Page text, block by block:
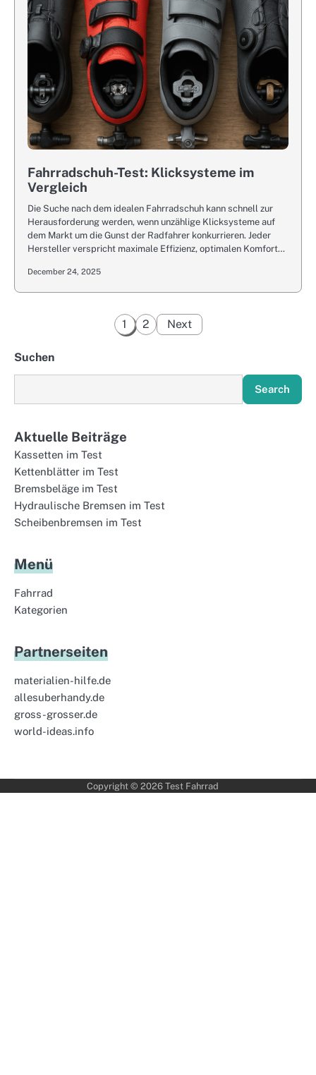
Fahrradschuh-Test: Klicksysteme im
Vergleich
Die Suche nach dem idealen Fahrradschuh kann schnell zur
Herausforderung werden, wenn unzählige Klicksysteme auf
dem Markt um die Gunst der Radfahrer konkurrieren. Jeder
Hersteller verspricht maximale Effizienz, optimalen Komfort…
December 24, 2025
Posts
1 2 Next
Suchen
Search
Aktuelle Beiträge
Kassetten im Test
Kettenblätter im Test
Bremsbeläge im Test
Hydraulische Bremsen im Test
Scheibenbremsen im Test
Menü
Fahrrad
Kategorien
Partnerseiten
materialien-hilfe.de
allesuberhandy.de
gross-grosser.de
world-ideas.info
Copyright © 2026 Test Fahrrad